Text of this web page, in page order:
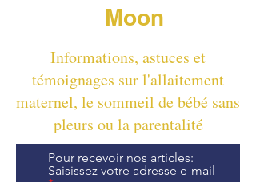
Moon
Informations, astuces et
témoignages sur l'allaitement
maternel, le sommeil de bébé sans
pleurs ou la parentalité
Pour recevoir nos articles:
Saisissez votre adresse e-mail